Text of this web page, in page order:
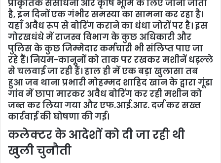
प्राकृतिक संसाधनों और कृषि भूमि के लिए जाना जाता
है, इन दिनों एक गंभीर समस्या का सामना कर रहा है।
यहाँ अवैध रूप से बोरिंग कराने का धंधा जोरों पर है। इस
गोरखधंधे में राजस्व विभाग के कुछ अधिकारी और
पुलिस के कुछ जिम्मेदार कर्मचारी भी संलिप्त पाए जा
रहे हैं। नियम-कानूनों को ताक पर रखकर मशीनें धड़ल्ले
से चलवाई जा रही हैं। हाल ही में एक बड़ा खुलासा तब
हुआ जब थाना प्रभारी मोहम्मद शाहिद खान के द्वारा गूंडा
गांव में छापा मारकर अवैध बोरिंग कर रही मशीन को
जब्त कर लिया गया और एफ.आई.आर. दर्ज कर सख्त
कार्रवाई की घोषणा की गई।
कलेक्टर के आदेशों को दी जा रही थी
खुली चुनौती